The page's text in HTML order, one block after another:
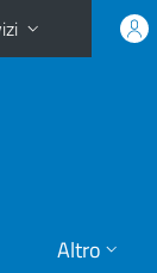
Altro